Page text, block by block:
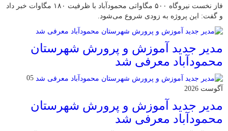
فاز نخست نیروگاه ۵۰۰ مگاواتی محمودآباد با ظرفیت ۱۸۰ مگاوات خبر داد
و گفت: این پروژه به زودی شروع می‌شود.
مدیر جدید آموزش و پرورش شهرستان
محمودآباد معرفی شد
05
آگوست 2026
مدیر جدید آموزش و پرورش شهرستان
محمودآباد معرفی شد